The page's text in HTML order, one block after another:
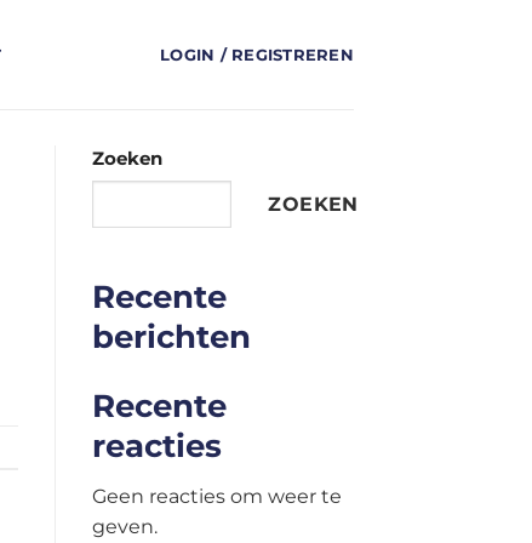
LOGIN / REGISTREREN
Zoeken
ZOEKEN
Recente
berichten
Recente
reacties
Geen reacties om weer te
geven.